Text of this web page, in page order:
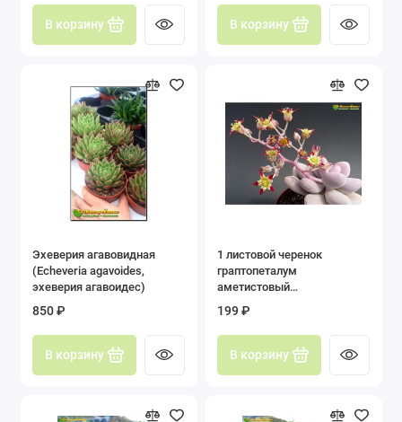
В корзину В корзину
Эхеверия агавовидная
(Echeveria agavoides,
эхеверия агавоидес)
850 ₽
В корзину
1 листовой черенок
граптопеталум
аметистовый
Amethystinum)
199 ₽
В корзину